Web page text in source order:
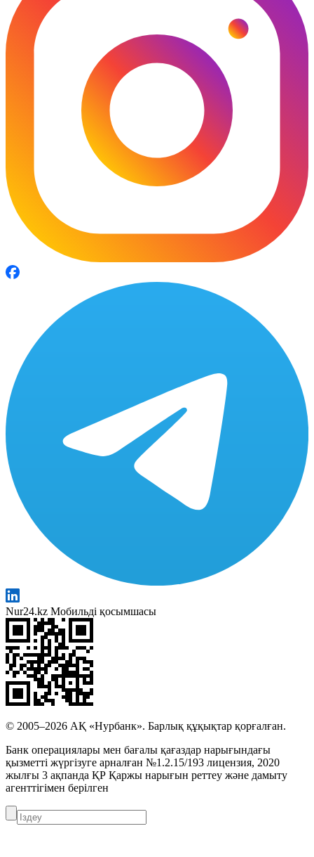
Nur24.kz Мобильді қосымшасы
© 2005–2026 АҚ «Нурбанк». Барлық құқықтар қорғалған.
Банк операциялары мен бағалы қағаздар нарығындағы
қызметті жүргізуге арналған №1.2.15/193 лицензия, 2020
жылғы 3 ақпанда ҚР Қаржы нарығын реттеу және дамыту
агенттігімен берілген